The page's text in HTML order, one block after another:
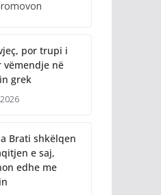
por trupi i
vëmendje në
grek
Brati shkëlqen
e saj,
edhe me